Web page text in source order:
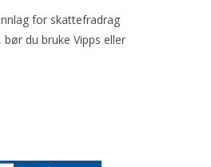
for skattefradrag
du bruke Vipps eller